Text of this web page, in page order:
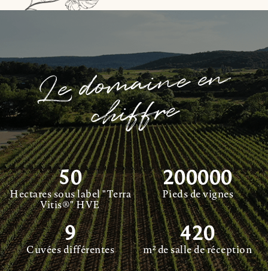
Le do
mai
ne e
n
chiffre
50
Hectares sous label "Terra
Vitis®" HVE
200000
Pieds de vignes
9
Cuvées différentes
420
m² de salle de réception